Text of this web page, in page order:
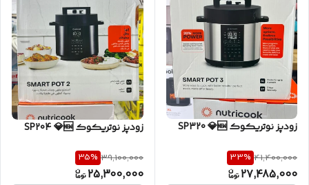
زودپز نوتریکوک SP320 💎🆕
41,400,000
33%
27,485,000
زودپز نوتریکوک SP204 💎🆕
39,100,000
35%
25,300,000